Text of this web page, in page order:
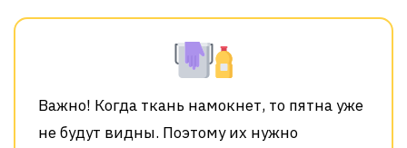
Важно! Когда ткань намокнет, то пятна уже
не будут видны. Поэтому их нужно